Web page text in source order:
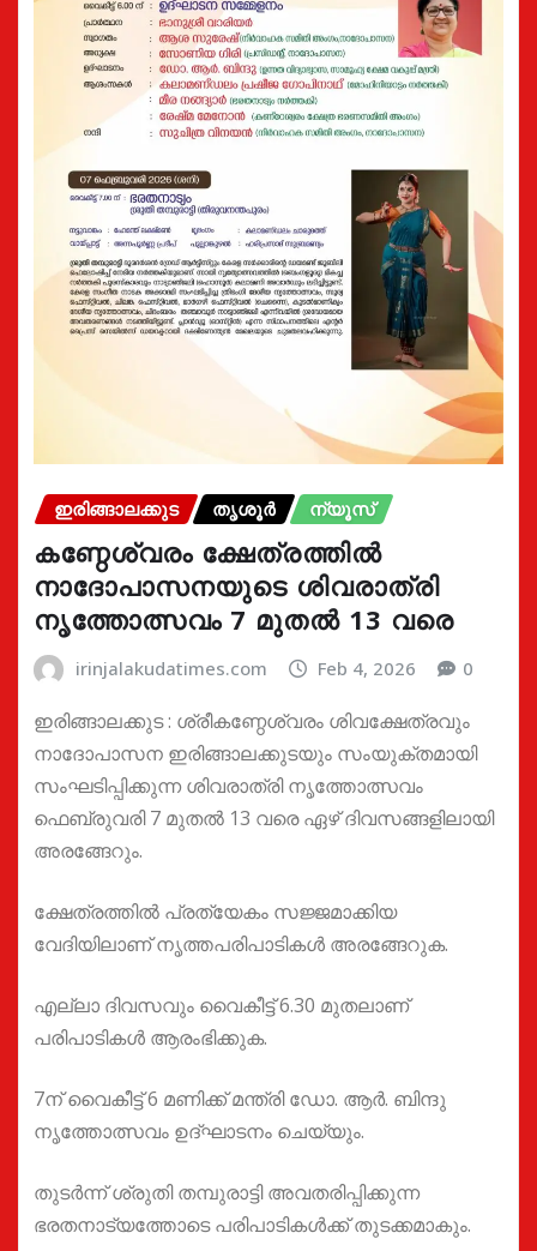
ഇരിങ്ങാലക്കുട തൃശൂർ ന്യൂസ്
കണ്ഠേശ്വരം ക്ഷേത്രത്തിൽ
നാദോപാസനയുടെ ശിവരാത്രി
നൃത്തോത്സവം 7 മുതൽ 13 വരെ
irinjalakudatimes.com Feb 4, 2026 0
ഇരിങ്ങാലക്കുട : ശ്രീകണ്ഠേശ്വരം ശിവക്ഷേത്രവും
നാദോപാസന ഇരിങ്ങാലക്കുടയും സംയുക്തമായി
സംഘടിപ്പിക്കുന്ന ശിവരാത്രി നൃത്തോത്സവം
ഫെബ്രുവരി 7 മുതൽ 13 വരെ ഏഴ് ദിവസങ്ങളിലായി
അരങ്ങേറും.
ക്ഷേത്രത്തിൽ പ്രത്യേകം സജ്ജമാക്കിയ
വേദിയിലാണ് നൃത്തപരിപാടികൾ അരങ്ങേറുക.
എല്ലാ ദിവസവും വൈകീട്ട് 6.30 മുതലാണ്
പരിപാടികൾ ആരംഭിക്കുക.
7ന് വൈകീട്ട് 6 മണിക്ക് മന്ത്രി ഡോ. ആർ. ബിന്ദു
നൃത്തോത്സവം ഉദ്ഘാടനം ചെയ്യും.
തുടർന്ന് ശ്രുതി തമ്പുരാട്ടി അവതരിപ്പിക്കുന്ന
ഭരതനാട്യത്തോടെ പരിപാടികൾക്ക് തുടക്കമാകും.